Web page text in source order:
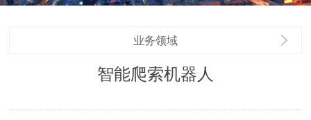
业务领域
智能爬索机器人